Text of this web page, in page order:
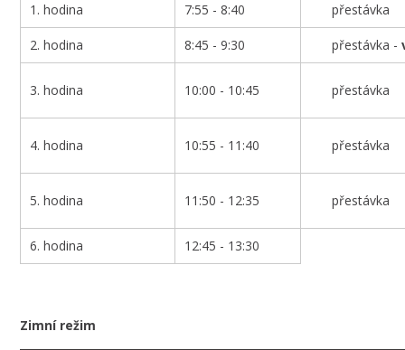
1. hodina 7:55 - 8:40 přestávka
2. hodina 8:45 - 9:30 přestávka -
3. hodina 10:00 - 10:45 přestávka
4. hodina 10:55 - 11:40 přestávka
5. hodina 11:50 - 12:35 přestávka
6. hodina 12:45 - 13:30
Zimní režim